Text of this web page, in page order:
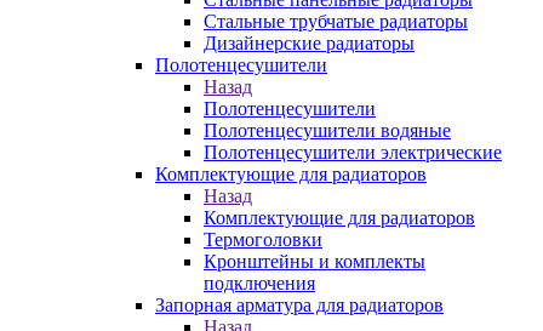
Стальные трубчатые радиаторы
Дизайнерские радиаторы
Полотенцесушители
Назад
Полотенцесушители
Полотенцесушители водяные
Полотенцесушители электрические
Комплектующие для радиаторов
Назад
Комплектующие для радиаторов
Термоголовки
Кронштейны и комплекты
подключения
Запорная арматура для радиаторов
Назад